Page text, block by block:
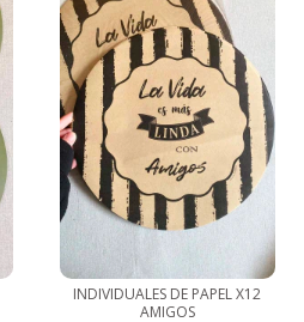
INDIVIDUALES DE PAPEL X12
AMIGOS